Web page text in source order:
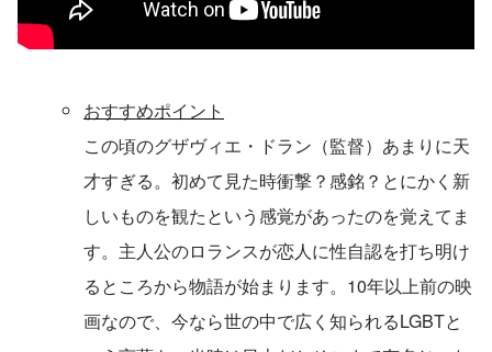
おすすめポイント
この頃のグザヴィエ・ドラン（監督）あまりに天
才すぎる。初めて見た時衝撃？感銘？とにかく新
しいものを観たという感覚があったのを覚えてま
す。主人公のロランスが恋人に性自認を打ち明け
るところから物語が始まります。10年以上前の映
画なので、今なら世の中で広く知られるLGBTと